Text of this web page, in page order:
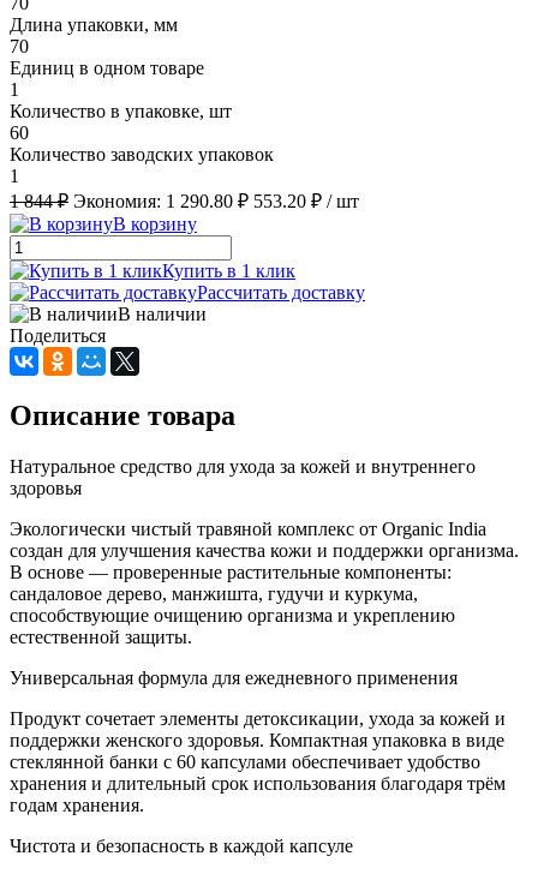
Длина упаковки, мм
70
Единиц в одном товаре
1
Количество в упаковке, шт
60
Количество заводских упаковок
1
1 844 ₽ Экономия: 1 290.80 ₽ 553.20 ₽ / шт
В корзину
Купить в 1 клик
Рассчитать доставку
В наличии
Поделиться
Описание товара
Натуральное средство для ухода за кожей и внутреннего
здоровья
Экологически чистый травяной комплекс от Organic India
создан для улучшения качества кожи и поддержки организма.
В основе — проверенные растительные компоненты:
сандаловое дерево, манжишта, гудучи и куркума,
способствующие очищению организма и укреплению
естественной защиты.
Универсальная формула для ежедневного применения
Продукт сочетает элементы детоксикации, ухода за кожей и
поддержки женского здоровья. Компактная упаковка в виде
стеклянной банки с 60 капсулами обеспечивает удобство
хранения и длительный срок использования благодаря трём
годам хранения.
Чистота и безопасность в каждой капсуле